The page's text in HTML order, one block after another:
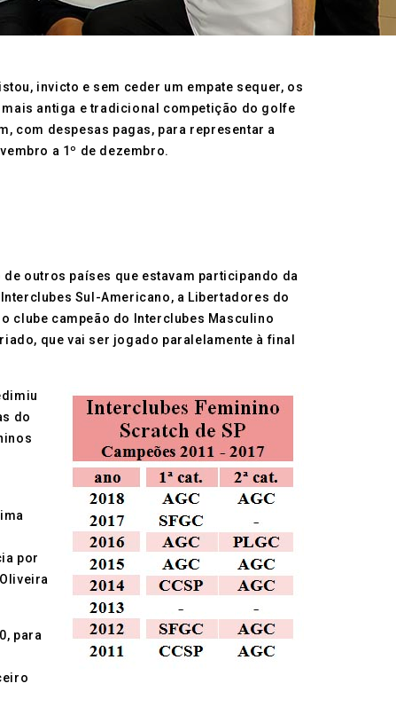
invicto e sem ceder um empate sequer, os
mais antiga e tradicional competição do golfe
com despesas pagas, para representar a
a 1º de dezembro.
outros países que estavam participando da
Sul-Americano, a Libertadores do
clube campeão do Interclubes Masculino
que vai ser jogado paralelamente à final
do
por
para